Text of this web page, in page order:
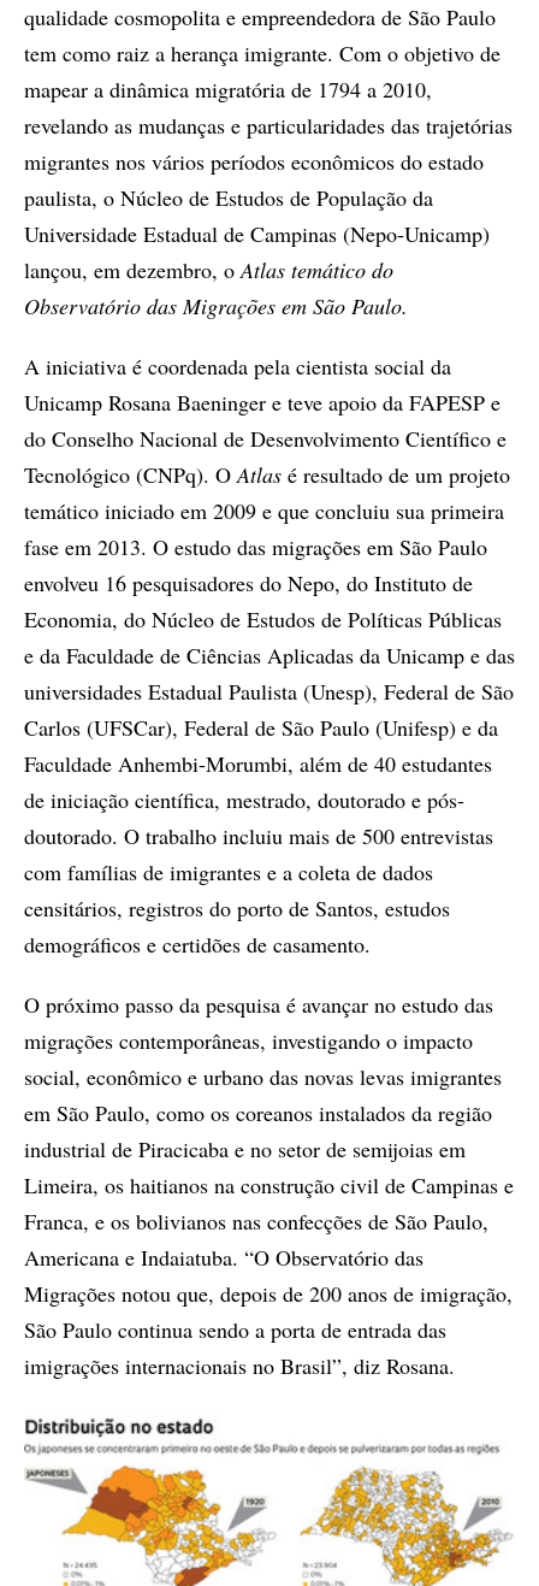
qualidade cosmopolita e empreendedora de São Paulo
tem como raiz a herança imigrante. Com o objetivo de
mapear a dinâmica migratória de 1794 a 2010,
revelando as mudanças e particularidades das trajetórias
migrantes nos vários períodos econômicos do estado
paulista, o Núcleo de Estudos de População da
Universidade Estadual de Campinas (Nepo-Unicamp)
lançou, em dezembro, o Atlas temático do
Observatório das Migrações em São Paulo.
A iniciativa é coordenada pela cientista social da
Unicamp Rosana Baeninger e teve apoio da FAPESP e
do Conselho Nacional de Desenvolvimento Científico e
Tecnológico (CNPq). O Atlas é resultado de um projeto
temático iniciado em 2009 e que concluiu sua primeira
fase em 2013. O estudo das migrações em São Paulo
envolveu 16 pesquisadores do Nepo, do Instituto de
Economia, do Núcleo de Estudos de Políticas Públicas
e da Faculdade de Ciências Aplicadas da Unicamp e das
universidades Estadual Paulista (Unesp), Federal de São
Carlos (UFSCar), Federal de São Paulo (Unifesp) e da
Faculdade Anhembi-Morumbi, além de 40 estudantes
de iniciação científica, mestrado, doutorado e pós-
doutorado. O trabalho incluiu mais de 500 entrevistas
com famílias de imigrantes e a coleta de dados
censitários, registros do porto de Santos, estudos
demográficos e certidões de casamento.
O próximo passo da pesquisa é avançar no estudo das
migrações contemporâneas, investigando o impacto
social, econômico e urbano das novas levas imigrantes
em São Paulo, como os coreanos instalados da região
industrial de Piracicaba e no setor de semijoias em
Limeira, os haitianos na construção civil de Campinas e
Franca, e os bolivianos nas confecções de São Paulo,
Americana e Indaiatuba. “O Observatório das
Migrações notou que, depois de 200 anos de imigração,
São Paulo continua sendo a porta de entrada das
imigrações internacionais no Brasil”, diz Rosana.